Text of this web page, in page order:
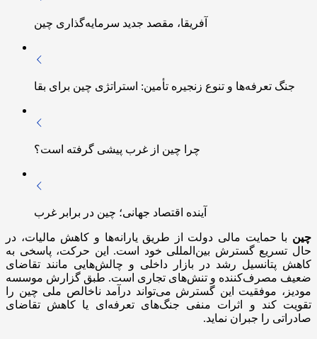
آفریقا، مقصد جدید سرمایه‌گذاری چین
جنگ تعرفه‌ها و تنوع زنجیره تأمین: استراتژی چین برای بقا
چرا چین از غرب پیشی گرفته است؟
آینده اقتصاد جهانی؛ چین در برابر غرب
چین با حمایت مالی دولت از طریق یارانه‌ها و کاهش مالیات، در
حال تسریع گسترش بین‌المللی خود است. این حرکت، پاسخی به
کاهش پتانسیل رشد در بازار داخلی و چالش‌هایی مانند تقاضای
ضعیف مصرف‌کننده و تنش‌های تجاری است. طبق گزارش موسسه
مودیز، موفقیت این گسترش می‌تواند درآمد ناخالص ملی چین را
تقویت کند و اثرات منفی جنگ‌های تعرفه‌ای یا کاهش تقاضای
صادراتی را جبران نماید.